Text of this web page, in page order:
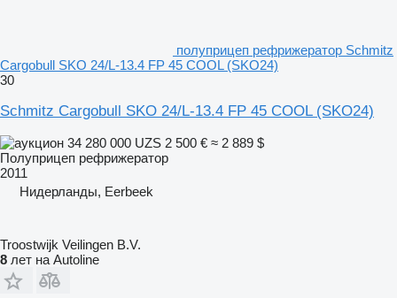
полуприцеп рефрижератор Schmitz
Cargobull SKO 24/L-13.4 FP 45 COOL (SKO24)
30
Schmitz Cargobull SKO 24/L-13.4 FP 45 COOL (SKO24)
34 280 000 UZS 2 500 € ≈ 2 889 $
Полуприцеп рефрижератор
2011
Нидерланды, Eerbeek
Troostwijk Veilingen B.V.
8 лет на Autoline